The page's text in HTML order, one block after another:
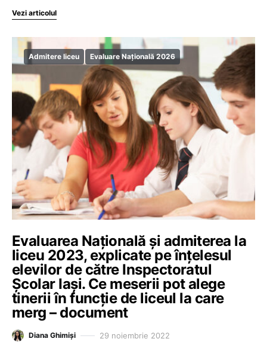
Vezi articolul
Admitere liceu Evaluare Națională 2026
Evaluarea Națională și admiterea la
liceu 2023, explicate pe înțelesul
elevilor de către Inspectoratul
Școlar Iași. Ce meserii pot alege
tinerii în funcție de liceul la care
merg – document
Diana Ghimiși 29 noiembrie 2022